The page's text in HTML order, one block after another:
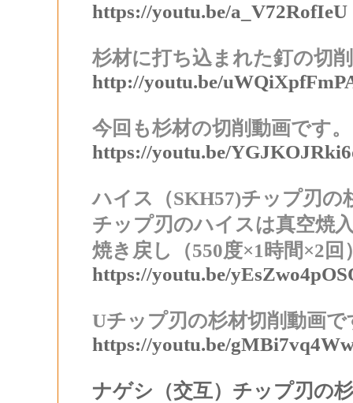
https://youtu.be/a_V72RofIeU
杉材に打ち込まれた釘の切
http://youtu.be/
今回も杉材の切削動画です。
https://youtu.be/
ハイス（SKH57)チップ刃の
チップ刃のハイスは真空焼
焼き戻し（550度×1時間×2
https://youtu.be/
Uチップ刃の杉材切削動画で
https://youtu.be/
ナゲシ（交互）チップ刃の